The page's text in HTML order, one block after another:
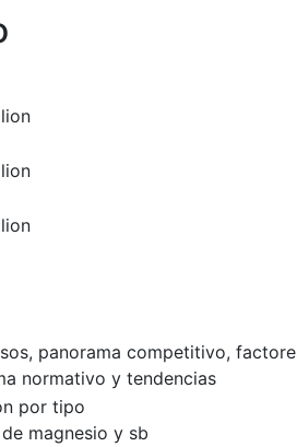
panorama competitivo,
normativo y tendencias
por tipo
magnesio y sb